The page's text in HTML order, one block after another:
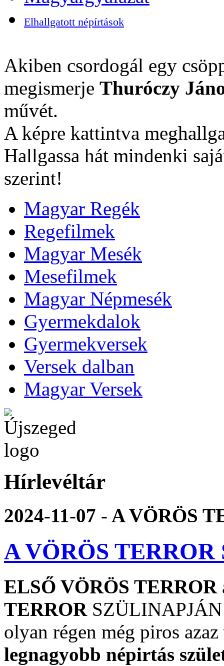
Elhallgatott népírtások
Akiben csordogál egy
megismerje Thuróczy
művét.
A képre kattintva
Hallgassa hát mindenki
szerint!
Magyar Regék
Regefilmek
Magyar Mesék
Mesefilmek
Magyar Népmesék
Gyermekdalok
Gyermekversek
Versek dalban
Magyar Versek
Hírlevéltár
2024-11-07 - A VÖRÖS
A VÖRÖS
ELSŐ VÖRÖS TERROR
TERRORSZÜLINAPJÁN
olyan régen még piros azaz
legnagyobb népirtás